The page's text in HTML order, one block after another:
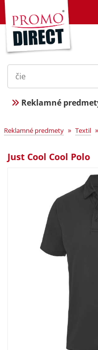
Reklamné
Reklamné predmety » Textil »
Just Cool Cool Polo